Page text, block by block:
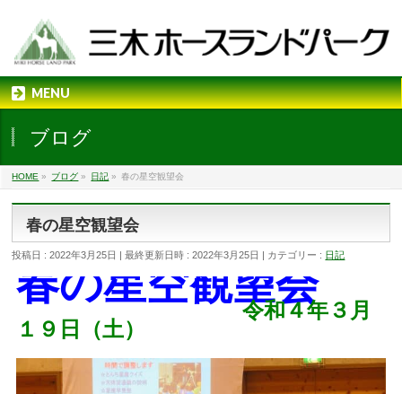
MENU
ブログ
HOME » ブログ » 日記 » 春の星空観望会
春の星空観望会
投稿日 : 2022年3月25日 最終更新日時 : 2022年3月25日 カテゴリー : 日記
春の星空観望会
令和４年３月
１９日（土）